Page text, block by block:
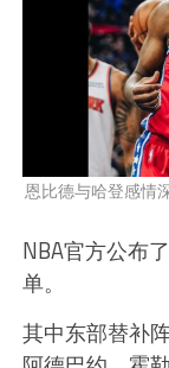
恩比德与哈登感情
NBA官方公布
单。
其中东部替补